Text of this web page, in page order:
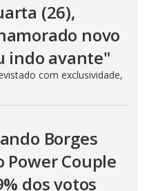
(26),
novo
indo avante"
com exclusividade,
Borges
Power Couple
dos votos